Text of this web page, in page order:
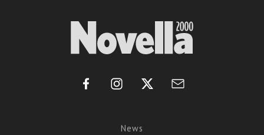
News